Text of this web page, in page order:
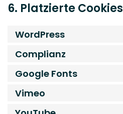
6. Platzierte Cookies
WordPress
Complianz
Google Fonts
Vimeo